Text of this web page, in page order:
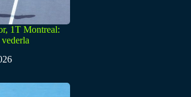
1T Montreal: